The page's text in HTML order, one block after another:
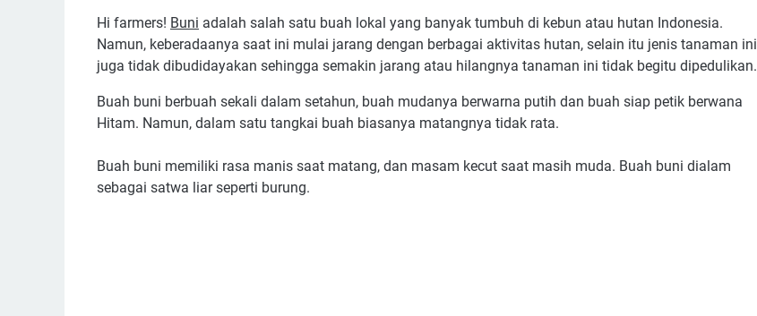
Hi farmers! Buni adalah salah satu buah lokal yang banyak tumbuh di kebun atau hutan Indonesia.
Namun, keberadaanya saat ini mulai jarang dengan berbagai aktivitas hutan, selain itu jenis tanaman ini
juga tidak dibudidayakan sehingga semakin jarang atau hilangnya tanaman ini tidak begitu dipedulikan.
Buah buni berbuah sekali dalam setahun, buah mudanya berwarna putih dan buah siap petik berwana
Hitam. Namun, dalam satu tangkai buah biasanya matangnya tidak rata.
Buah buni memiliki rasa manis saat matang, dan masam kecut saat masih muda. Buah buni dialam
sebagai satwa liar seperti burung.